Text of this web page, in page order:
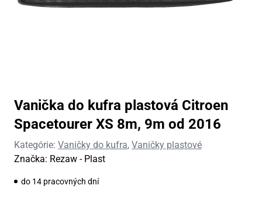
Vanička do kufra plastová Citroen
Spacetourer XS 8m, 9m od 2016
Kategórie: Vaničky do kufra, Vaničky plastové
Značka: Rezaw - Plast
do 14 pracovných dní